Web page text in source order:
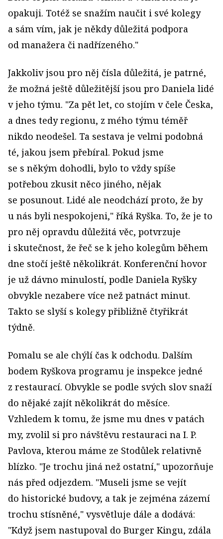
opakuji. Totéž se snažím naučit i své kolegy
a sám vím, jak je někdy důležitá podpora
od manažera či nadřízeného."
Jakkoliv jsou pro něj čísla důležitá, je patrné,
že možná ještě důležitější jsou pro Daniela lidé
v jeho týmu. "Za pět let, co stojím v čele Česka,
a dnes tedy regionu, z mého týmu téměř
nikdo neodešel. Ta sestava je velmi podobná
té, jakou jsem přebíral. Pokud jsme
se s někým dohodli, bylo to vždy spíše
potřebou zkusit něco jiného, nějak
se posunout. Lidé ale neodchází proto, že by
u nás byli nespokojeni," říká Ryška. To, že je to
pro něj opravdu důležitá věc, potvrzuje
i skutečnost, že řeč se k jeho kolegům během
dne stočí ještě několikrát. Konferenční hovor
je už dávno minulostí, podle Daniela Ryšky
obvykle nezabere více než patnáct minut.
Takto se slyší s kolegy přibližně čtyřikrát
týdně.
Pomalu se ale chýlí čas k odchodu. Dalším
bodem Ryškova programu je inspekce jedné
z restaurací. Obvykle se podle svých slov snaží
do nějaké zajít několikrát do měsíce.
Vzhledem k tomu, že jsme mu dnes v patách
my, zvolil si pro návštěvu restauraci na I. P.
Pavlova, kterou máme ze Stodůlek relativně
blízko. "Je trochu jiná než ostatní," upozorňuje
nás před odjezdem. "Museli jsme se vejít
do historické budovy, a tak je zejména zázemí
trochu stísněné," vysvětluje dále a dodává:
"Když jsem nastupoval do Burger Kingu, zdála